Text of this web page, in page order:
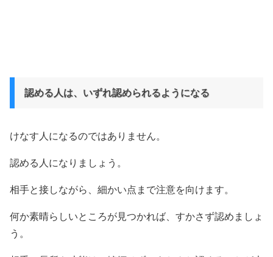
認める人は、いずれ認められるようになる
けなす人になるのではありません。
認める人になりましょう。
相手と接しながら、細かい点まで注意を向けます。
何か素晴らしいところが見つかれば、すかさず認めましょ
う。